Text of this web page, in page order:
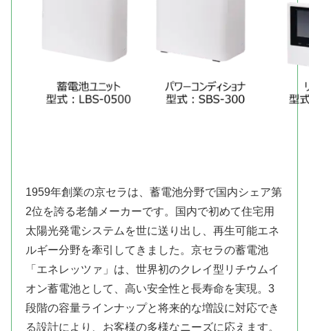
1959年創業の京セラは、蓄電池分野で国内シェア第
2位を誇る老舗メーカーです。国内で初めて住宅用
太陽光発電システムを世に送り出し、再生可能エネ
ルギー分野を牽引してきました。京セラの蓄電池
「エネレッツァ」は、世界初のクレイ型リチウムイ
オン蓄電池として、高い安全性と長寿命を実現。3
段階の容量ラインナップと将来的な増設に対応でき
る設計により、お客様の多様なニーズに応えます。